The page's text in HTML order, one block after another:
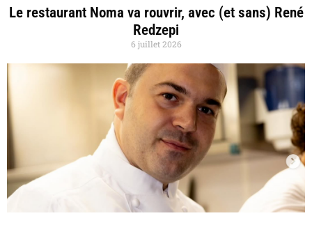
Le restaurant Noma va rouvrir, avec (et sans) René
Redzepi
6 juillet 2026